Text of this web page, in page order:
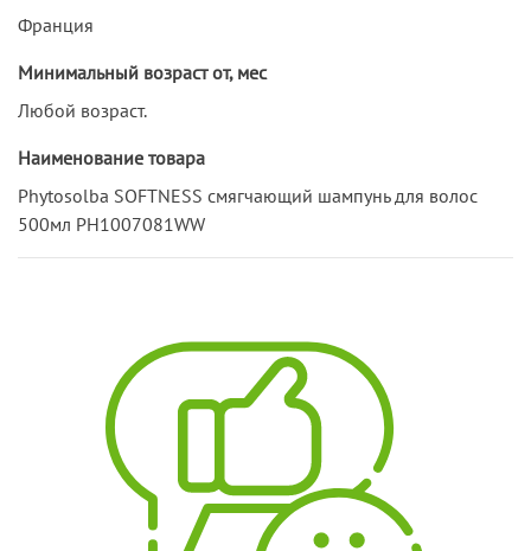
Франция
Минимальный возраст от, мес
Любой возраст.
Наименование товара
Phytosolba SOFTNESS смягчающий шампунь для волос
500мл PH1007081WW